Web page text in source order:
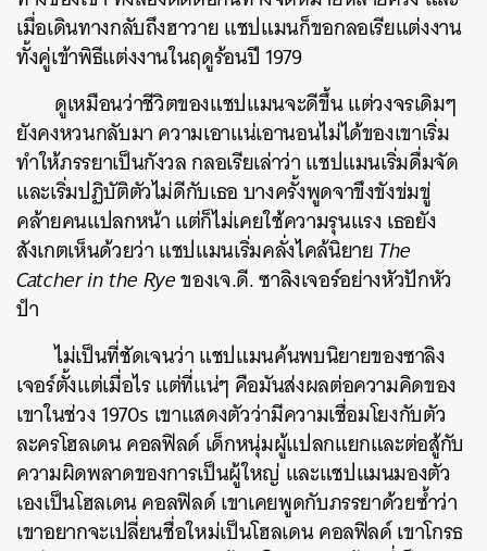
เมื่อเดินทางกลับถึงฮาวายแชปแมนก็ขอกลอเรียแต่งงาน
ทั้งคู่เข้าพิธีแต่งงานในฤดูร้อนปี1979
ดูเหมือนว่าชีวิตของแชปแมนจะดีขึ้นแต่วงจรเดิมๆ
ยังคงหวนกลับมาความเอาแน่เอานอนไม่ได้ของเขาเริ่ม
ทำให้ภรรยาเป็นกังวลกลอเรียเล่าว่าแชปแมนเริ่มดื่มจัด
และเริ่มปฏิบัติตัวไม่ดีกับเธอบางครั้งพูดจาขึงขังข่มขู่
คล้ายคนแปลกหน้าแต่ก็ไม่เคยใช้ความรุนแรงเธอยัง
สังเกตเห็นด้วยว่าแชปแมนเริ่มคลั่งไคล้นิยายThe
Catcher in the Ryeของเจ.ดี.ซาลิงเจอร์อย่างหัวปักหัว
ปำ
ไม่เป็นที่ชัดเจนว่าแชปแมนค้นพบนิยายของซาลิง
เจอร์ตั้งแต่เมื่อไรแต่ที่แน่ๆ คือมันส่งผลต่อความคิดของ
เขาในช่วง1970s เขาแสดงตัวว่ามีความเชื่อมโยงกับตัว
ละครโฮลเดนคอลฟิลด์เด็กหนุ่มผู้แปลกแยกและต่อสู้กับ
ความผิดพลาดของการเป็นผู้ใหญ่ และแชปแมนมองตัว
เองเป็นโฮลเดนคอลฟิลด์เขาเคยพูดกับภรรยาด้วยซ้ำว่า
เขาอยากจะเปลี่ยนชื่อใหม่เป็นโฮลเดนคอลฟิลด์เขาโกรธ